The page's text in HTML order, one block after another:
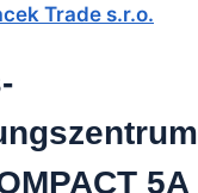
Trade s.r.o.
5A